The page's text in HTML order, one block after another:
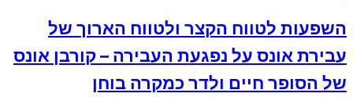
השפעות לטווח הקצר ולטווח הארוך של
עבירת אונס על נפגעת העבירה – קורבן אונס
של הסופר חיים ולדר כמקרה בוחן